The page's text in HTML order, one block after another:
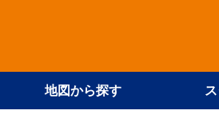
地図から探す